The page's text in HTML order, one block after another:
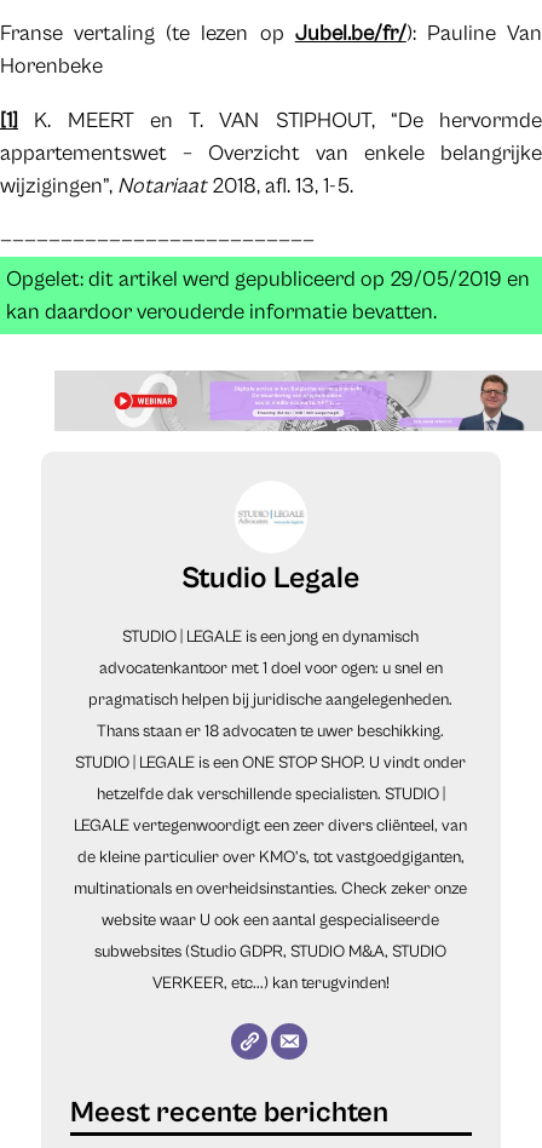
Franse vertaling (te lezen op Jubel.be/fr/): Pauline Van
Horenbeke
[1] K. MEERT en T. VAN STIPHOUT, “De hervormde
appartementswet – Overzicht van enkele belangrijke
wijzigingen”, Notariaat2018, afl. 13, 1-5.
——————————————————————————
Opgelet: dit artikel werd gepubliceerd op 29/05/2019 en
kan daardoor verouderde informatie bevatten.
Studio Legale
STUDIO | LEGALE is een jong en dynamisch
advocatenkantoor met 1 doel voor ogen: u snel en
pragmatisch helpen bij juridische aangelegenheden.
Thans staan er 18 advocaten te uwer beschikking.
STUDIO | LEGALE is een ONE STOP SHOP. U vindt onder
hetzelfde dak verschillende specialisten. STUDIO |
LEGALE vertegenwoordigt een zeer divers cliënteel, van
de kleine particulier over KMO’s, tot vastgoedgiganten,
multinationals en overheidsinstanties. Check zeker onze
website waar U ook een aantal gespecialiseerde
subwebsites (Studio GDPR, STUDIO M&A, STUDIO
VERKEER, etc...) kan terugvinden!